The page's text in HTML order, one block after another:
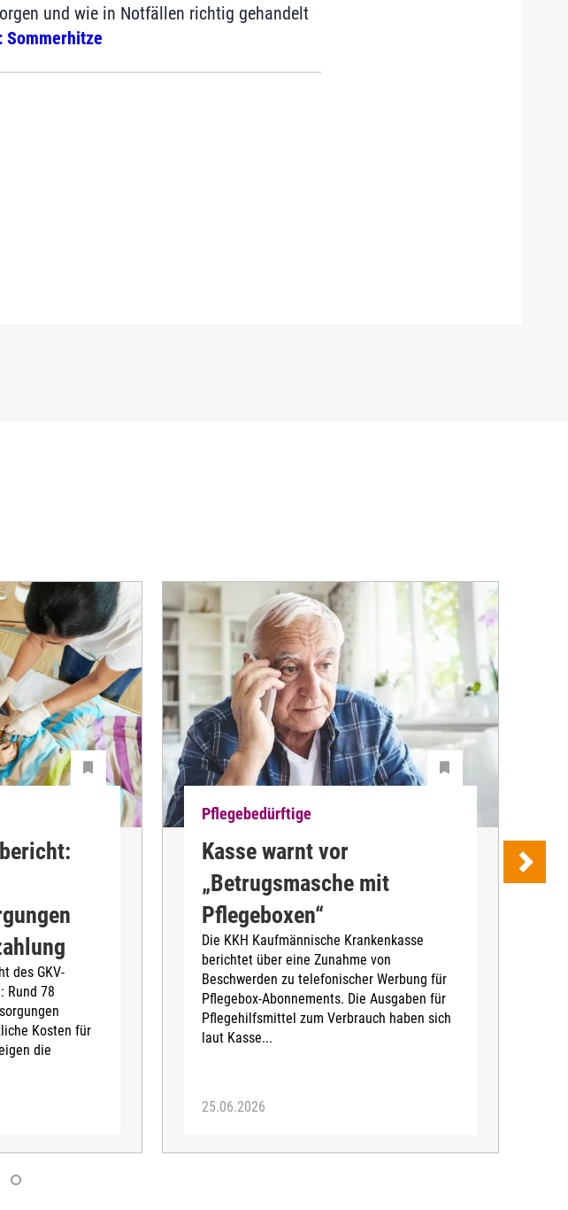
und wie in Notfällen richtig gehandelt
Sommerhitze
des GKV-
Rund 78
Kosten für
die
Pflegebedürftige
Kasse warnt vor
„Betrugsmasche mit
Pflegeboxen“
Die KKH Kaufmännische Krankenkasse
berichtet über eine Zunahme von
Beschwerden zu telefonischer Werbung für
Pflegebox-Abonnements. Die Ausgaben für
Pflegehilfsmittel zum Verbrauch haben sich
laut Kasse...
25.06.2026